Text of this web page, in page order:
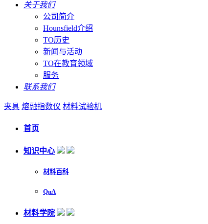
关于我们
公司简介
Hounsfield介绍
TO历史
新闻与活动
TO在教育领域
服务
联系我们
夹具 熔融指数仪 材料试验机
首页
知识中心
材料百科
QnA
材料学院